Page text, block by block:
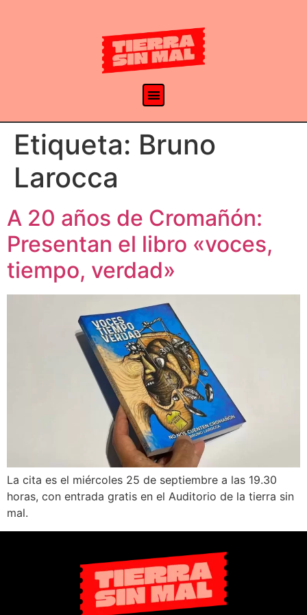
Etiqueta: Bruno
Larocca
A 20 años de Cromañón:
Presentan el libro «voces,
tiempo, verdad»
La cita es el miércoles 25 de septiembre a las 19.30
horas, con entrada gratis en el Auditorio de la tierra sin
mal.